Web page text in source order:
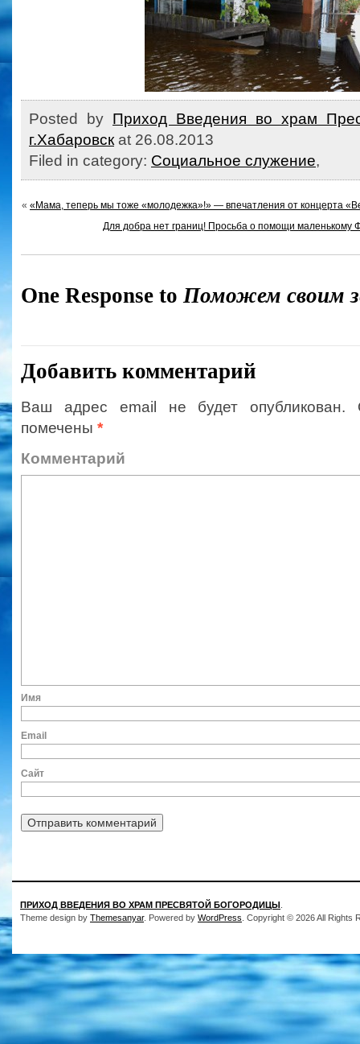
Posted by Приход Введения во храм
г.Хабаровск at 26.08.2013
Filed in category: Социальное служение,
« «Мама, теперь мы тоже «молодежка»!» — впечатления от концерта
Для добра нет границ! Просьба о помощи маленькому
One Response toПоможем своим
Добавить комментарий
Ваш адрес email не будет опубликован.
помечены *
Сайт
ПРИХОД ВВЕДЕНИЯ ВО ХРАМ ПРЕСВЯТОЙ БОГОРОДИЦЫ
Theme design by Themesanyar. Powered by WordPress . Copyright © 2026 All Rights